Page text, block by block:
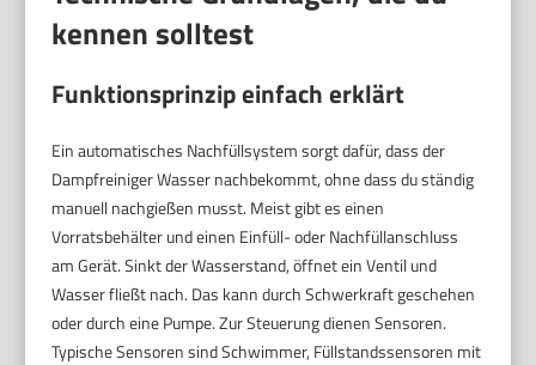
kennen solltest
Funktionsprinzip einfach erklärt
Ein automatisches Nachfüllsystem sorgt dafür, dass der
Dampfreiniger Wasser nachbekommt, ohne dass du ständig
manuell nachgießen musst. Meist gibt es einen
Vorratsbehälter und einen Einfüll- oder Nachfüllanschluss
am Gerät. Sinkt der Wasserstand, öffnet ein Ventil und
Wasser fließt nach. Das kann durch Schwerkraft geschehen
oder durch eine Pumpe. Zur Steuerung dienen Sensoren.
Typische Sensoren sind Schwimmer, Füllstandssensoren mit